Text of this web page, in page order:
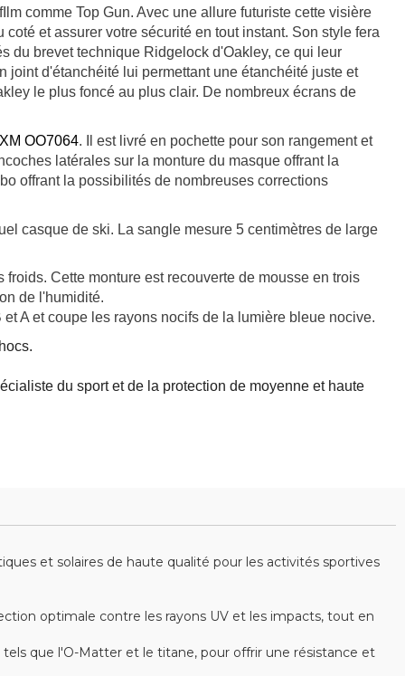
comme Top Gun. Avec une allure futuriste cette visière
et assurer votre sécurité en tout instant. Son style fera
du brevet technique Ridgelock d'Oakley, ce qui leur
joint d'étanchéité lui permettant une étanchéité juste et
le plus foncé au plus clair. De nombreux écrans de
OO7064. Il est livré en pochette pour son rangement et
latérales sur la monture du masque offrant la
offrant la possibilités de nombreuses corrections
casque de ski. La sangle mesure 5 centimètres de large
Cette monture est recouverte de mousse en trois
de l'humidité.
A et coupe les rayons nocifs de la lumière bleue nocive.
du sport et de la protection de moyenne et haute
et solaires de haute qualité pour les activités sportives
optimale contre les rayons UV et les impacts, tout en
que l'O-Matter et le titane, pour offrir une résistance et